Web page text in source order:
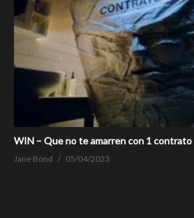
WIN – Que no te amarren con 1
Jane Bond 05/04/2023